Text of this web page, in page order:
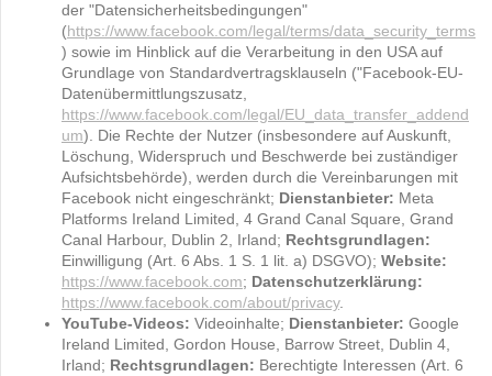
der "Datensicherheitsbedingungen"
(https://www.facebook.com/legal/terms/data_security_terms
) sowie im Hinblick auf die Verarbeitung in den USA auf
Grundlage von Standardvertragsklauseln ("Facebook-EU-
Datenübermittlungszusatz,
https://www.facebook.com/legal/EU_data_transfer_addend
um). Die Rechte der Nutzer (insbesondere auf Auskunft,
Löschung, Widerspruch und Beschwerde bei zuständiger
Aufsichtsbehörde), werden durch die Vereinbarungen mit
Facebook nicht eingeschränkt; Dienstanbieter: Meta
Platforms Ireland Limited, 4 Grand Canal Square, Grand
Canal Harbour, Dublin 2, Irland; Rechtsgrundlagen:
Einwilligung (Art. 6 Abs. 1 S. 1 lit. a) DSGVO); Website:
https://www.facebook.com; Datenschutzerklärung:
https://www.facebook.com/about/privacy.
YouTube-Videos: Videoinhalte; Dienstanbieter: Google
Ireland Limited, Gordon House, Barrow Street, Dublin 4,
Irland; Rechtsgrundlagen: Berechtigte Interessen (Art. 6